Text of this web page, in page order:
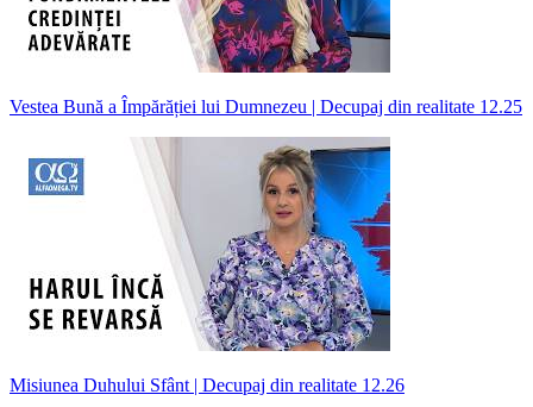
Vestea Bună a Împărăției lui Dumnezeu | Decupaj din realitate 12.25
Misiunea Duhului Sfânt | Decupaj din realitate 12.26